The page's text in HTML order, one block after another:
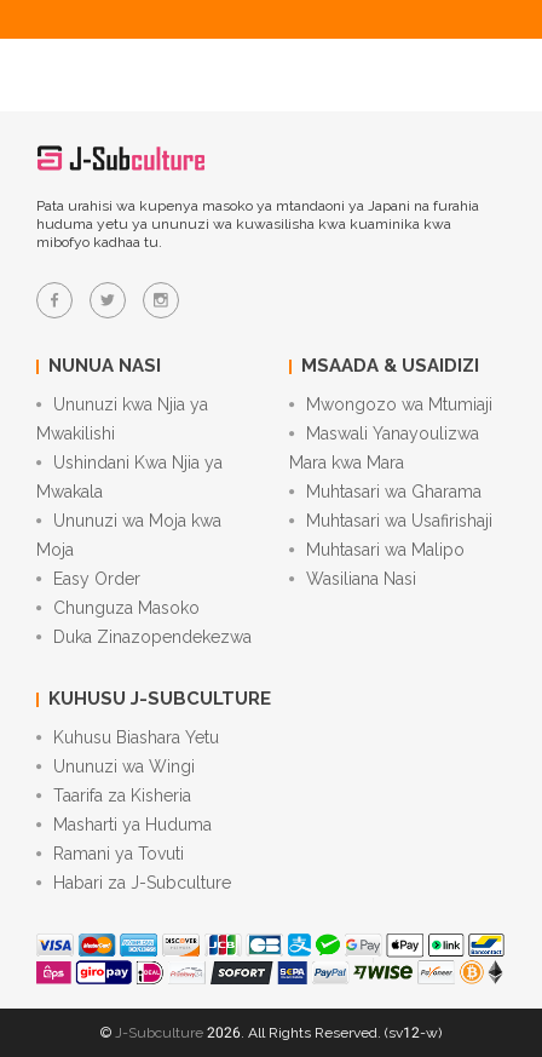
Pata urahisi wa kupenya masoko ya mtandaoni ya Japani na furahia
huduma yetu ya ununuzi wa kuwasilisha kwa kuaminika kwa
mibofyo kadhaa tu.
NUNUA NASI
Ununuzi kwa Njia ya
Mwakilishi
Ushindani Kwa Njia ya
Mwakala
Ununuzi wa Moja kwa
Moja
Easy Order
Chunguza Masoko
Duka Zinazopendekezwa
MSAADA & USAIDIZI
Mwongozo wa Mtumiaji
Maswali Yanayoulizwa
Mara kwa Mara
Muhtasari wa Gharama
Muhtasari wa Usafirishaji
Muhtasari wa Malipo
Wasiliana Nasi
KUHUSU J-SUBCULTURE
Kuhusu Biashara Yetu
Ununuzi wa Wingi
Taarifa za Kisheria
Masharti ya Huduma
Ramani ya Tovuti
Habari za J-Subculture
© J-Subculture 2026. All Rights Reserved. (sv12-w)